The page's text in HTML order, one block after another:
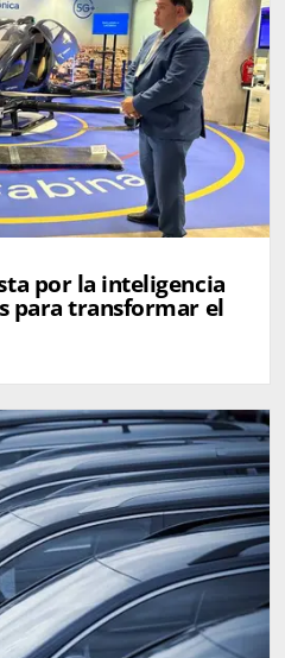
por la inteligencia
para transformar el